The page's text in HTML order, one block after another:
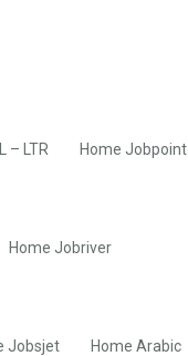
– LTR Home Jobpoint
Home Jobriver
Jobsjet Home Arabic